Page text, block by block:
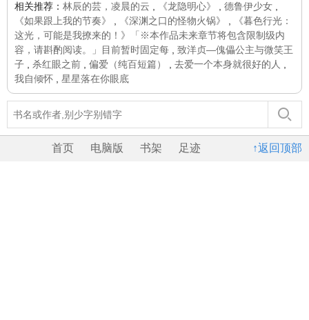
相关推荐： 林辰的芸，凌晨的云 《龙隐明心》 德鲁伊少女
《如果跟上我的节奏》
《深渊之口的怪物火锅》
《暮色行光：
这光，可能是我撩来的！》「※本作品未来章节将包含限制级内
容，请斟酌阅读。」目前暂时固定每
致洋贞—傀儡公主与微笑王
子
杀红眼之前 偏爱（纯百短篇） 去爱一个本身就很好的人
我自倾怀
星星落在你眼底
↑返回顶部
首页 电脑版 书架 足迹